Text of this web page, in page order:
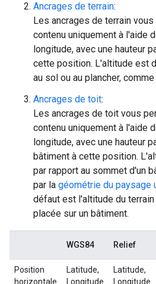
Ancrages de terrain:
Les ancrages de terrain
contenu uniquement à l'aide
longitude, avec une hauteur
cette position. L'altitude est
au sol ou au plancher,
Ancrages de toit:
Les ancrages de toit vous
contenu uniquement à l'aide
longitude, avec une hauteur
bâtiment à cette position.
par rapport au sommet d'un
par la géométrie du paysage
défaut est l'altitude du
placée sur un bâtiment.
WGS84 Relief
Position
horizontale
Latitude,
Longitude
Latitude,
Longitude